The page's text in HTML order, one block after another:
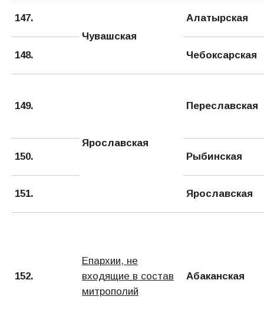
147.
Чувашская
Алатырская
148. Чебоксарская
149.
Ярославская
Переславская
150. Рыбинская
151. Ярославская
152.
Епархии, не
входящие в состав
митрополий
Абаканская